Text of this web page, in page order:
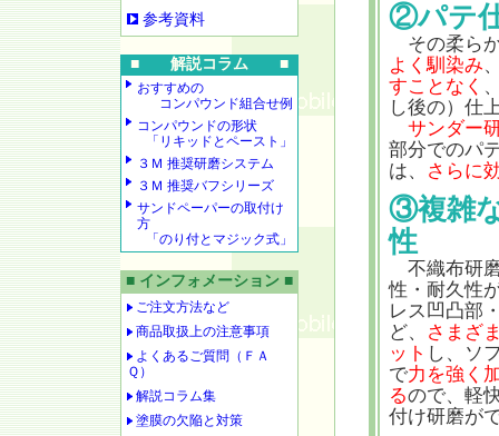
参考資料
■ 解説コラム ■
おすすめの
コンパウンド組合せ例
コンパウンドの形状
「リキッドとペースト」
３Ｍ 推奨研磨システム
３Ｍ 推奨バフシリーズ
サンドペーパーの取付け
方
「のり付とマジック式」
■ インフォメーション ■
ご注文方法など
商品取扱上の注意事項
よくあるご質問（ＦＡ
Ｑ）
解説コラム集
塗膜の欠陥と対策
②パテ
その柔ら
よく馴染み
すことなく
し後の）仕
サンダー
部分でのパ
は、
さらに
③複雑
性
不織布研
性・耐久性
レス凹凸部
ど、
さまざ
ット し、ソ
で力を強く
るので、軽
付け研磨が